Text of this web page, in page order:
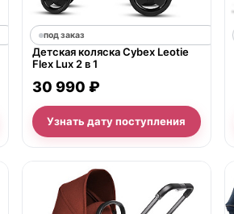
под заказ
Детская коляска Cybex Leotie
Flex Lux 2 в 1
30 990 ₽
Узнать дату поступления